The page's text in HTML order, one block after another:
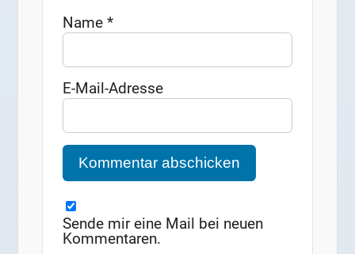
Name*
E-Mail-Adresse
Sende mir eine Mail bei neuen
Kommentaren.